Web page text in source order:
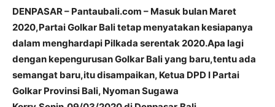
DENPASAR – Pantaubali.com – Masuk bulan Maret
2020,Partai Golkar Bali tetap menyatakan kesiapanya
dalam menghardapi Pilkada serentak 2020.Apa lagi
dengan kepengurusan Golkar Bali yang baru,tentu ada
semangat baru,itu disampaikan, Ketua DPD I Partai
Golkar Provinsi Bali, Nyoman Sugawa